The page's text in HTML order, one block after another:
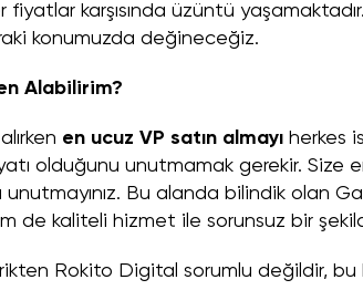
karşısında üzüntü yaşamaktadır.
konumuzda değineceğiz.
Alabilirim?
en ucuz VP satın almayı herkes
olduğunu unutmamak gerekir. Size
unutmayınız. Bu alanda bilindik olan
de kaliteli hizmet ile sorunsuz bir
Rokito Digital sorumlu değildir, bu